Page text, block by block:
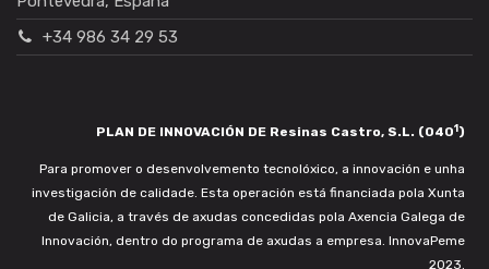
+34 986 34 29 53
PLAN DE INNOVACIÓN DE Resinas Castro, S.L. (0401)
Para promover o desenvolvemento tecnolóxico, a innovación e unha
investigación de calidade. Esta operación está financiada pola Xunta
de Galicia, a través de axudas concedidas pola Axencia Galega de
Innovación, dentro do programa de axudas a empresa. InnovaPeme
2023.